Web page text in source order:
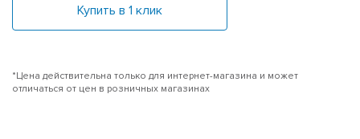
Купить в 1 клик
*Цена действительна только для интернет-магазина и может
отличаться от цен в розничных магазинах